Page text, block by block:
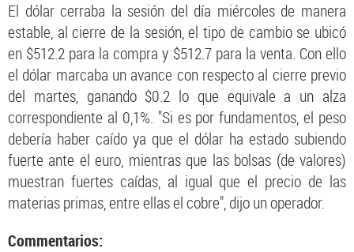
El dólar cerraba la sesión del día miércoles de manera
estable, al cierre de la sesión, el tipo de cambio se ubicó
en $512.2 para la compra y $512.7 para la venta. Con ello
el dólar marcaba un avance con respecto al cierre previo
del martes, ganando $0.2 lo que equivale a un alza
correspondiente al 0,1%. "Si es por fundamentos, el peso
debería haber caído ya que el dólar ha estado subiendo
fuerte ante el euro, mientras que las bolsas (de valores)
muestran fuertes caídas, al igual que el precio de las
materias primas, entre ellas el cobre", dijo un operador.
Commentarios: